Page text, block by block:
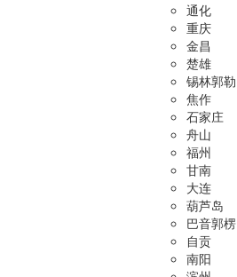
通化
重庆
金昌
楚雄
锡林郭勒
焦作
石家庄
舟山
福州
甘南
大连
葫芦岛
巴音郭楞
自贡
南阳